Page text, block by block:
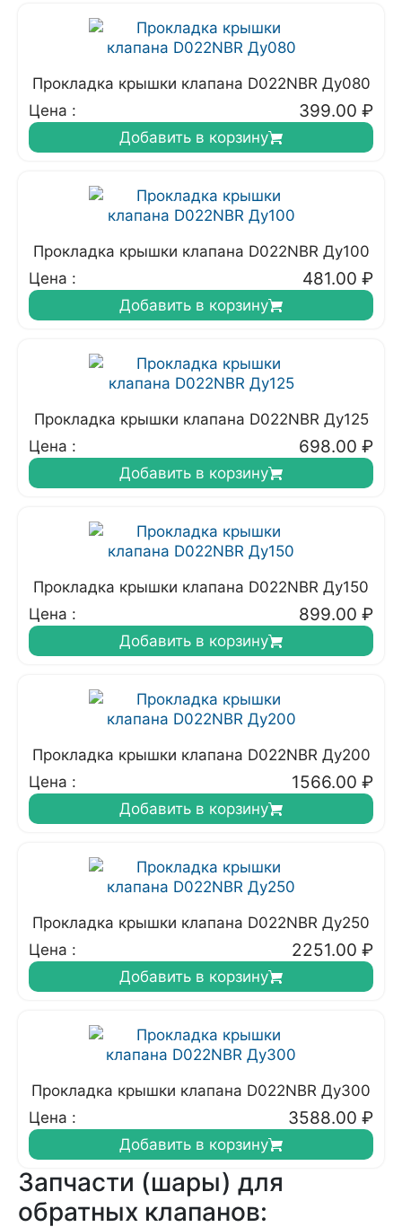
Прокладка крышки клапана D022NBR Ду080
Цена :
399.00 ₽
Добавить в корзину
Прокладка крышки клапана D022NBR Ду100
Цена :
481.00 ₽
Добавить в корзину
Прокладка крышки клапана D022NBR Ду125
Цена :
698.00 ₽
Добавить в корзину
Прокладка крышки клапана D022NBR Ду150
Цена :
899.00 ₽
Добавить в корзину
Прокладка крышки клапана D022NBR Ду200
Цена :
1566.00 ₽
Добавить в корзину
Прокладка крышки клапана D022NBR Ду250
Цена :
2251.00 ₽
Добавить в корзину
Прокладка крышки клапана D022NBR Ду300
Цена :
3588.00 ₽
Добавить в корзину
Запчасти (шары) для
обратных клапанов: